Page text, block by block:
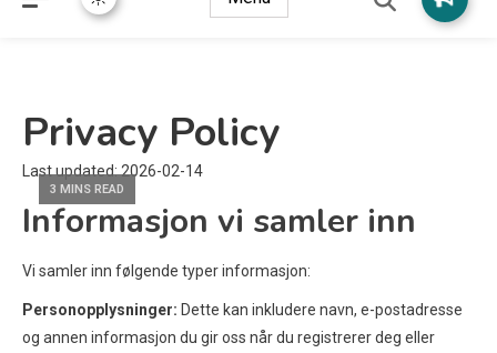
Privacy Policy
3 MINS READ
Last updated: 2026-02-14
Informasjon vi samler inn
Vi samler inn følgende typer informasjon:
Personopplysninger: Dette kan inkludere navn, e-postadresse
og annen informasjon du gir oss når du registrerer deg eller